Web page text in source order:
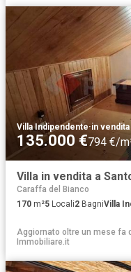
Villa Indipendente·in vendita
135.000 €794 €/
Villa in vendita a
Caraffa del Bianco
170 m²5 Locali2 BagniVilla
Aggiornato oltre un mese fa
Immobiliare.it